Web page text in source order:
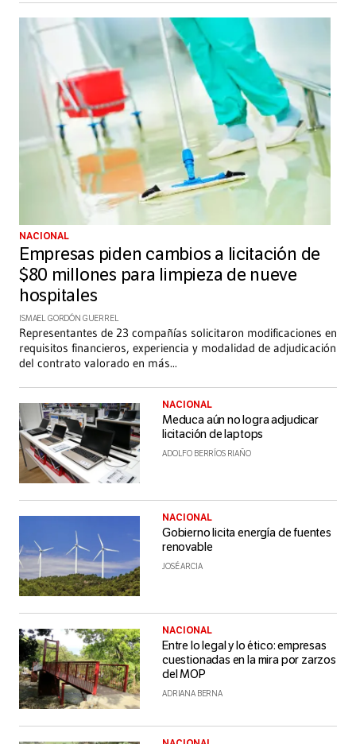
NACIONAL
Empresas piden cambios a licitación de
$80 millones para limpieza de nueve
hospitales
ISMAEL GORDÓN GUERREL
Representantes de 23 compañías solicitaron modificaciones en
requisitos financieros, experiencia y modalidad de adjudicación
del contrato valorado en más...
NACIONAL
Meduca aún no logra adjudicar
licitación de laptops
ADOLFO BERRÍOS RIAÑO
NACIONAL
Gobierno licita energía de fuentes
renovable
JOSÉ ARCIA
NACIONAL
Entre lo legal y lo ético: empresas
cuestionadas en la mira por zarzos
del MOP
ADRIANA BERNA